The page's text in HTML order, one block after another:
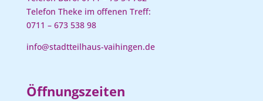
Telefon Theke im offenen Treff:
0711 – 673 538 98
info@stadtteilhaus-vaihingen.de
Öffnungszeiten